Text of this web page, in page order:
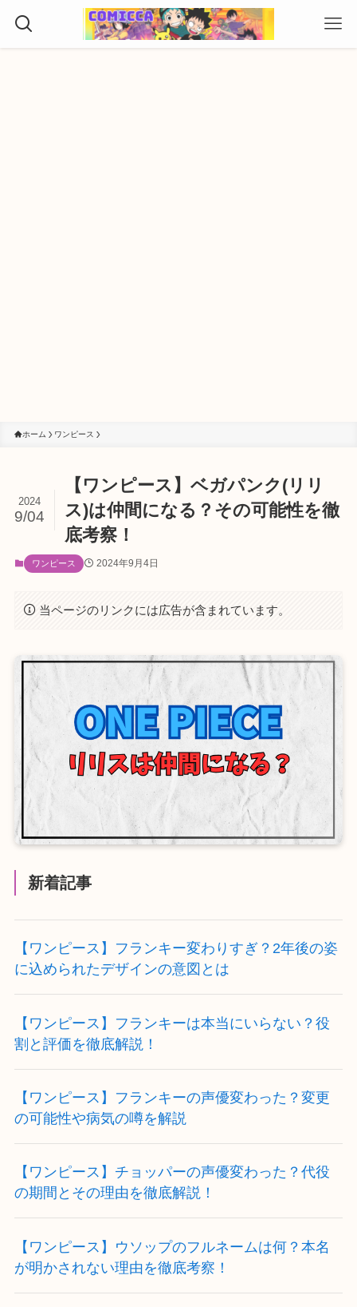
ホーム ワンピース
【ワンピース】ベガパンク(リリ
ス)は仲間になる？その可能性を徹
底考察！
2024
9/04
ワンピース 2024年9月4日
当ページのリンクには広告が含まれています。
新着記事
【ワンピース】フランキー変わりすぎ？2年後の姿
に込められたデザインの意図とは
【ワンピース】フランキーは本当にいらない？役
割と評価を徹底解説！
【ワンピース】フランキーの声優変わった？変更
の可能性や病気の噂を解説
【ワンピース】チョッパーの声優変わった？代役
の期間とその理由を徹底解説！
【ワンピース】ウソップのフルネームは何？本名
が明かされない理由を徹底考察！